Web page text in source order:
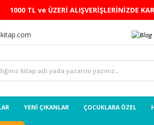
1000 TL ve ÜZERİ ALIŞVERİŞLERİNİZDE
YENİ ÇIKANLAR ÇOCUKLARA ÖZEL